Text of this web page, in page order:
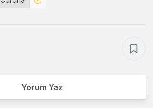
Yorum Yaz